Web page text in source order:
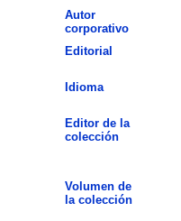
Autor
corporativo
Editorial
Idioma
Editor de la
colección
Volumen de
la colección